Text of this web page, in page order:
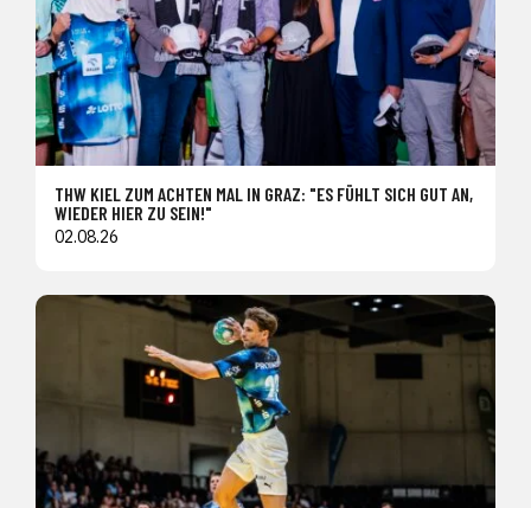
THW KIEL ZUM ACHTEN MAL IN GRAZ: "ES FÜHLT SICH GUT AN,
WIEDER HIER ZU SEIN!"
02.08.26